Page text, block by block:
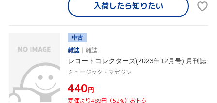
入荷したら知りたい
中古
雑誌
雑誌
レコードコレクターズ(2023年12月号) 月刊誌
ミュージック・マガジン
¥440円
定価より489円（52%）おトク